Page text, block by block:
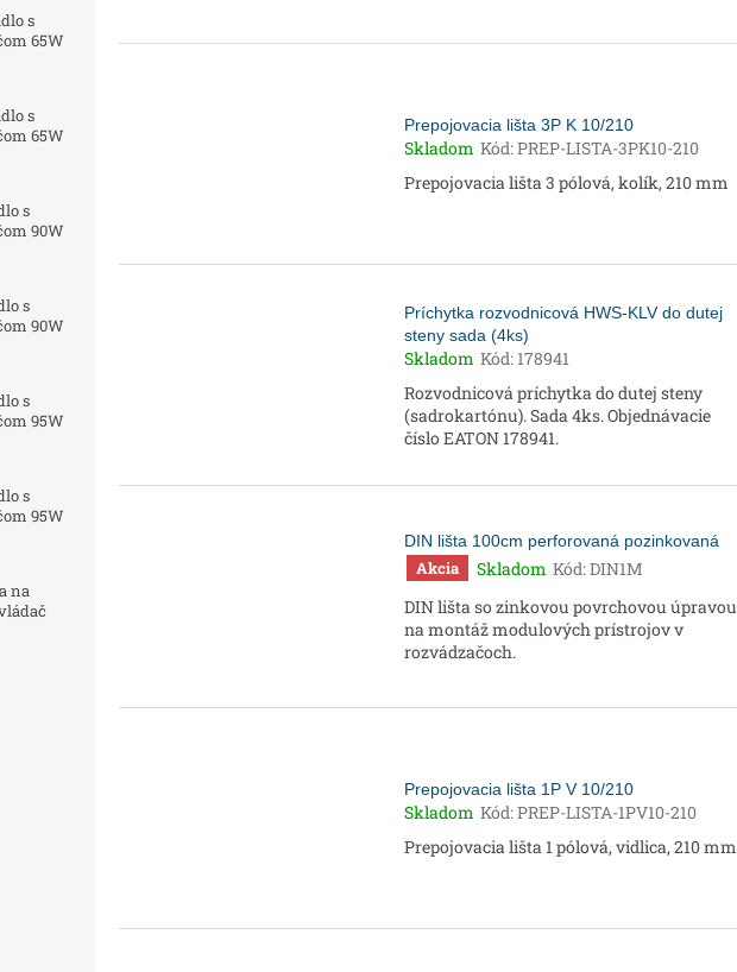
s
65W
s
65W
s
90W
s
90W
s
95W
s
95W
na
Prepojovacia lišta 3P K 10/210
Skladom Kód:PREP-LISTA-3PK10-210
Prepojovacia lišta 3 pólová, kolík, 210 mm
Príchytka rozvodnicová HWS-KLV do dutej
steny sada (4ks)
Skladom Kód: 178941
Rozvodnicová príchytka do dutej steny
(sadrokartónu). Sada 4ks. Objednávacie
číslo EATON 178941.
DIN lišta 100cm perforovaná pozinkovaná
Akcia Skladom Kód:DIN1M
DIN lišta so zinkovou povrchovou úpravou
na montáž modulových prístrojov v
rozvádzačoch.
Prepojovacia lišta 1P V 10/210
Skladom Kód:PREP-LISTA-1PV10-210
Prepojovacia lišta 1 pólová, vidlica, 210 mm